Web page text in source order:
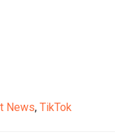
News, TikTok